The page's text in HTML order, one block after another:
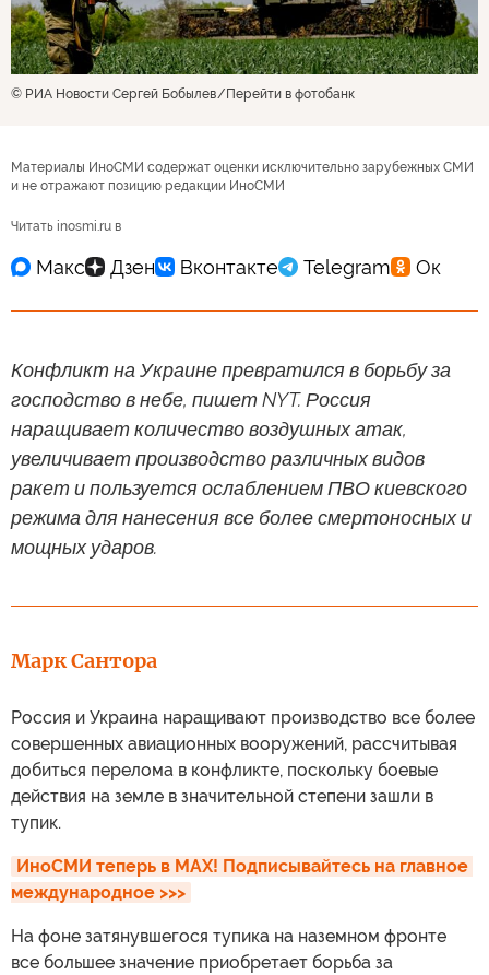
© РИА Новости Сергей Бобылев Перейти в фотобанк
Материалы ИноСМИ содержат оценки исключительно зарубежных СМИ
и не отражают позицию редакции ИноСМИ
Читать inosmi.ru в
Конфликт на Украине превратился в борьбу за
господство в небе, пишет NYT. Россия
наращивает количество воздушных атак,
увеличивает производство различных видов
ракет и пользуется ослаблением ПВО киевского
режима для нанесения все более смертоносных и
мощных ударов.
Марк Сантора
Россия и Украина наращивают производство все более
совершенных авиационных вооружений, рассчитывая
добиться перелома в конфликте, поскольку боевые
действия на земле в значительной степени зашли в
тупик.
ИноСМИ теперь в MAX! Подписывайтесь на главное
международное >>>
На фоне затянувшегося тупика на наземном фронте
все большее значение приобретает борьба за